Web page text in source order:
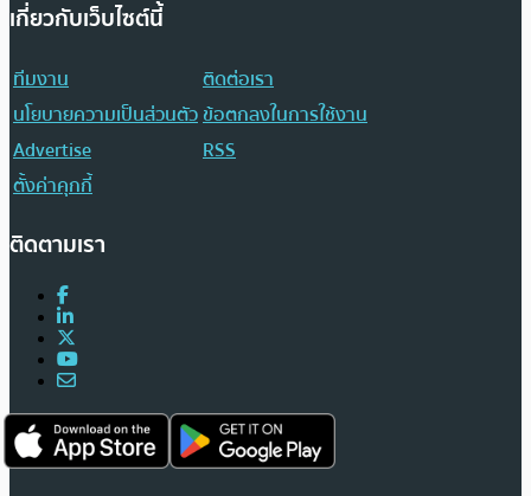
เกี่ยวกับเว็บไซต์นี้
ทีมงาน
ติดต่อเรา
นโยบายความเป็นส่วนตัวข้อตกลงในการใช้งาน
Advertise
RSS
ตั้งค่าคุกกี้
ติดตามเรา